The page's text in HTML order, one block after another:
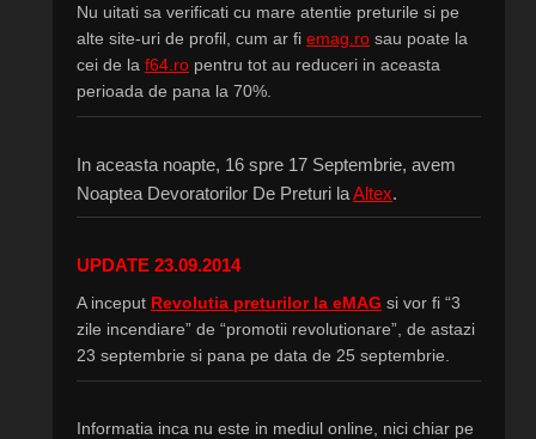
Nu uitati sa verificati cu mare atentie preturile si pe
alte site-uri de profil, cum ar fi emag.ro sau poate la
cei de la f64.ro pentru tot au reduceri in aceasta
perioada de pana la 70%.
In aceasta noapte, 16 spre 17 Septembrie, avem
Noaptea Devoratorilor De Preturi laAltex.
UPDATE 23.09.2014
A inceput Revolutia preturilor la eMAG si vor fi “3
zile incendiare” de “promotii revolutionare”, de astazi
23 septembrie si pana pe data de 25 septembrie.
Informatia inca nu este in mediul online, nici chiar pe